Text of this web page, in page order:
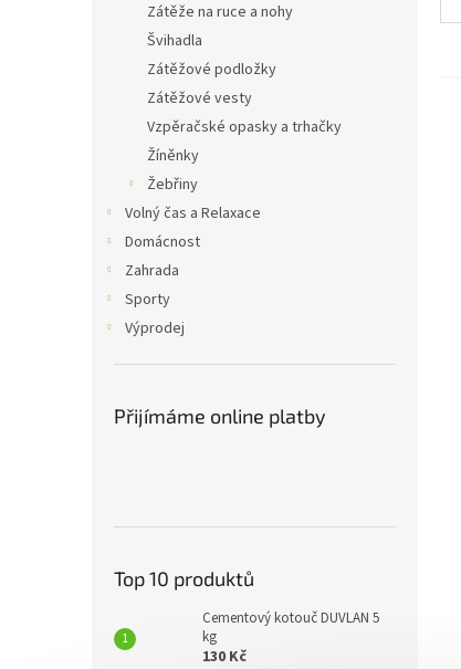
Zátěže na ruce a nohy
Švihadla
Zátěžové podložky
Zátěžové vesty
Vzpěračské opasky a trhačky
Žíněnky
Žebřiny
Volný čas a Relaxace
Domácnost
Zahrada
Sporty
Výprodej
Přijímáme online platby
Top 10 produktů
Cementový kotouč DUVLAN 5
kg
130 Kč